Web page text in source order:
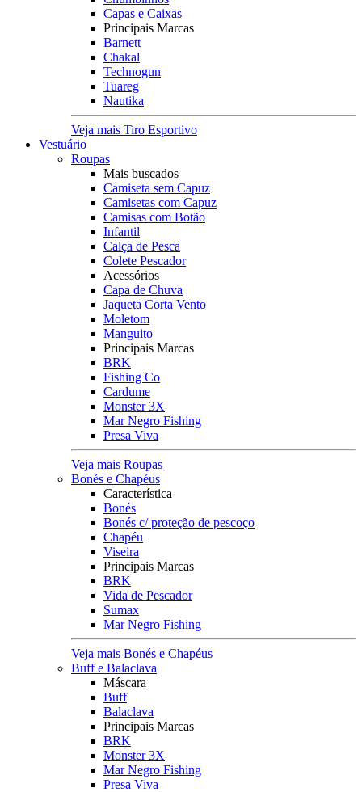
Capas e Caixas
Principais Marcas
Barnett
Chakal
Technogun
Tuareg
Nautika
Veja mais Tiro Esportivo
Vestuário
Roupas
Mais buscados
Camiseta sem Capuz
Camisetas com Capuz
Camisas com Botão
Infantil
Calça de Pesca
Colete Pescador
Acessórios
Capa de Chuva
Jaqueta Corta Vento
Moletom
Manguito
Principais Marcas
BRK
Fishing Co
Cardume
Monster 3X
Mar Negro Fishing
Presa Viva
Veja mais Roupas
Bonés e Chapéus
Característica
Bonés
Bonés c/ proteção de pescoço
Chapéu
Viseira
Principais Marcas
BRK
Vida de Pescador
Sumax
Mar Negro Fishing
Veja mais Bonés e Chapéus
Buff e Balaclava
Máscara
Buff
Balaclava
Principais Marcas
BRK
Monster 3X
Mar Negro Fishing
Presa Viva